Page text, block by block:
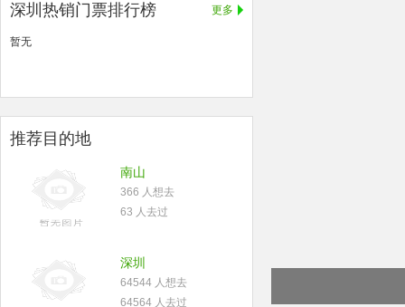
更多
深圳热销门票排行榜
暂无
推荐目的地
南山
366 人想去
63 人去过
深圳
64544 人想去
64564 人去过